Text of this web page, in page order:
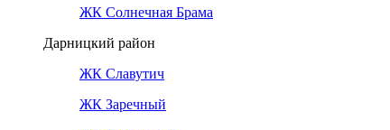
ЖК Солнечная Брама
Дарницкий район
ЖК Славутич
ЖК Заречный